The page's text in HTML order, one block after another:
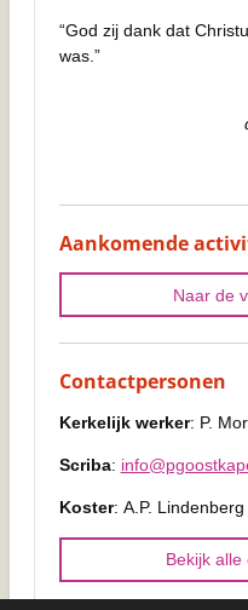
“God zij dank dat
was.”
Aankomende
Naar de
Contactpersonen
Kerkelijk werker: P.
Scriba:
Koster: A.P. Lindenberg
Bekijk